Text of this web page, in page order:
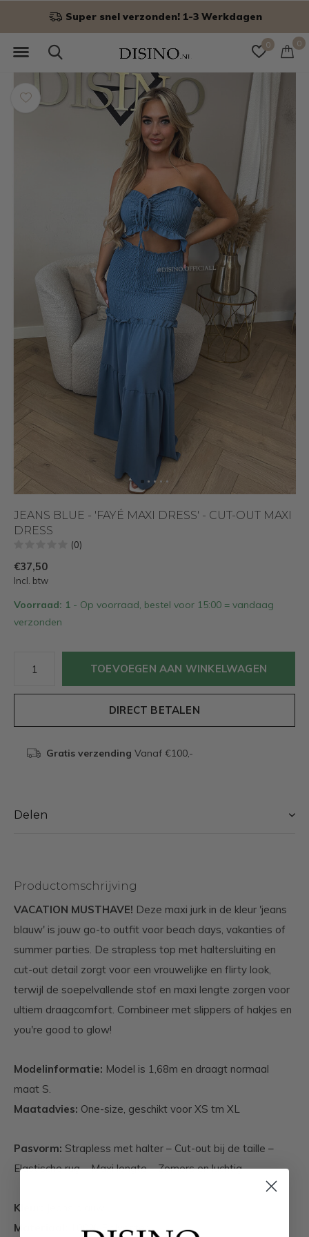
0 0
Niet goed? Geld terug!
JEANS BLUE - 'FAYÉ MAXI DRESS' - CUT-OUT MAXI
DRESS
(0)
€37,50
Incl. btw
Voorraad: 1 - Op voorraad, bestel voor 15:00 = vandaag
verzonden
TOEVOEGEN AAN WINKELWAGEN
DIRECT BETALEN
Gratis verzending Vanaf €100,-
Delen
Productomschrijving
VACATION MUSTHAVE! Deze maxi jurk in de kleur 'jeans
blauw' is jouw go-to outfit voor beach days, vakanties of
summer parties. De strapless top met haltersluiting en
cut-out detail zorgt voor een vrouwelijke en flirty look,
terwijl de soepelvallende stof en maxi lengte zorgen voor
ultiem draagcomfort. Combineer met slippers of hakjes en
you're good to glow!
Modelinformatie: Model is 1,68m en draagt normaal
maat S.
Maatadvies: One-size, geschikt voor XS tm XL
Pasvorm: Strapless met halter – Cut-out bij de taille –
Elastische rug – Maxi lengte – Zomers en luchtig
Kleur:
Materiaal:
100% Polyester